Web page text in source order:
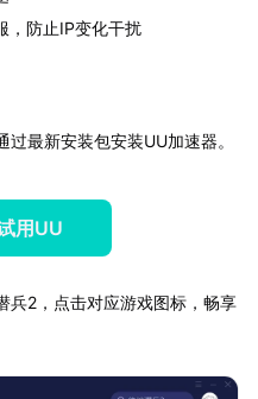
，防止IP变化干扰
最新安装包安装UU加速器。
用UU
兵2，点击对应游戏图标，畅享